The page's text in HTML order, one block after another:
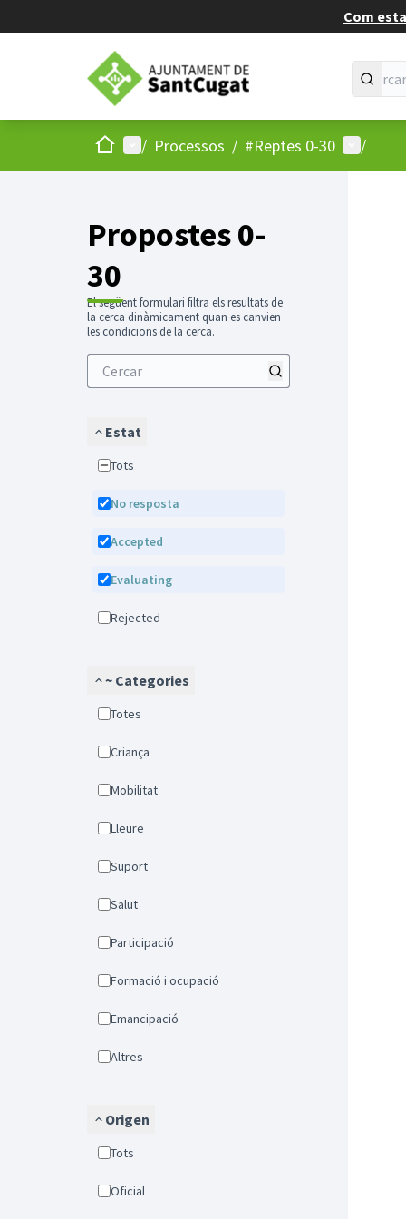
Com
Inici Menú principal
/ Processos / #Reptes 0-30 Menú
/
Propostes 0-
30
El següent formulari filtra els resultats de
la cerca dinàmicament quan es canvien
les condicions de la cerca.
Estat
Tots
No resposta
Accepted
Evaluating
Rejected
~ Categories
Totes
Criança
Mobilitat
Lleure
Suport
Salut
Participació
Formació i ocupació
Emancipació
Altres
Origen
Tots
Oficial